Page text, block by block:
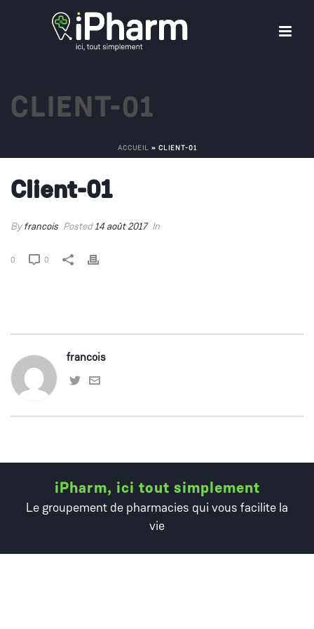
CLIENT-01
ACCUEIL » CLIENT-01
Client-01
By francois Posted14 août 2017 In
0 0
francois
iPharm, ici tout simplement
Le groupement de pharmacies qui vous facilite la
vie